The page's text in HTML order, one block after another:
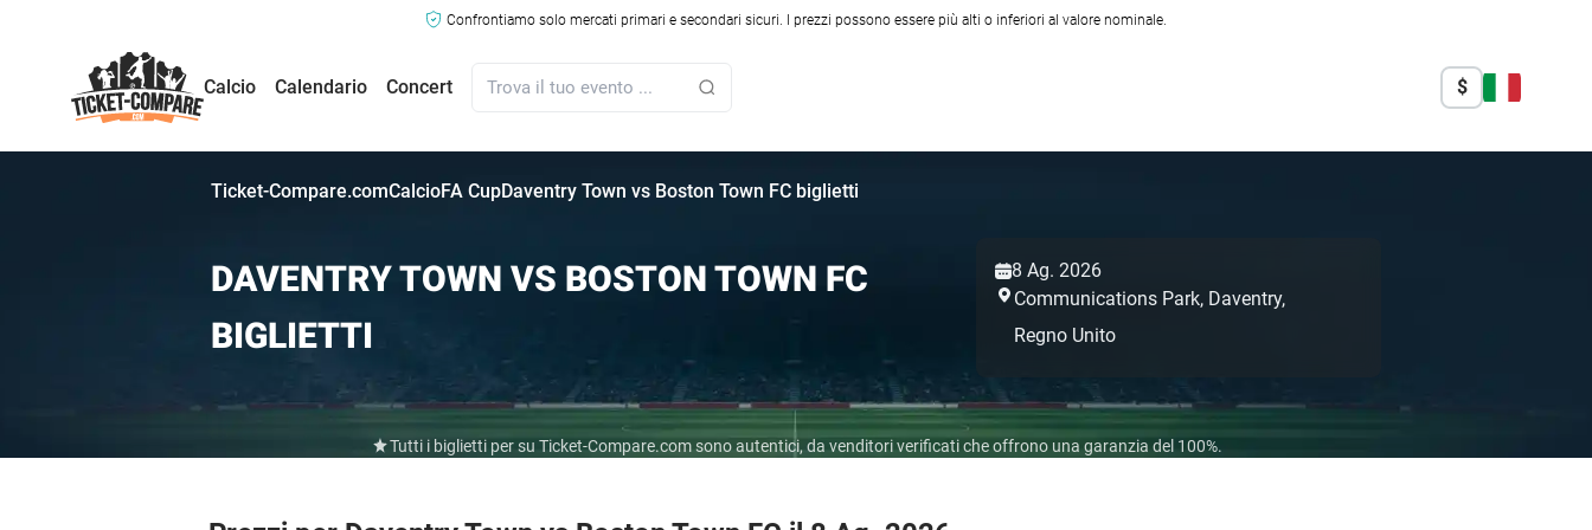
Confrontiamo solo mercati primari e secondari sicuri. I prezzi possono essere più alti o inferiori al valore nominale.
Calcio Calendario Concert $
Ticket-Compare.comCalcioFA CupDaventry Town vs Boston Town FC biglietti
DAVENTRY TOWN VS BOSTON TOWN FC
BIGLIETTI
8 Ag. 2026
Communications Park, Daventry,
Regno Unito
Tutti i biglietti per su Ticket-Compare.com sono autentici, da venditori verificati che offrono una garanzia del 100%.